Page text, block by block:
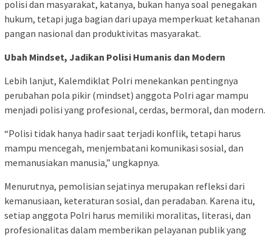
polisi dan masyarakat, katanya, bukan hanya soal penegakan
hukum, tetapi juga bagian dari upaya memperkuat ketahanan
pangan nasional dan produktivitas masyarakat.
Ubah Mindset, Jadikan Polisi Humanis dan Modern
Lebih lanjut, Kalemdiklat Polri menekankan pentingnya
perubahan pola pikir (mindset) anggota Polri agar mampu
menjadi polisi yang profesional, cerdas, bermoral, dan modern.
“Polisi tidak hanya hadir saat terjadi konflik, tetapi harus
mampu mencegah, menjembatani komunikasi sosial, dan
memanusiakan manusia,” ungkapnya.
Menurutnya, pemolisian sejatinya merupakan refleksi dari
kemanusiaan, keteraturan sosial, dan peradaban. Karena itu,
setiap anggota Polri harus memiliki moralitas, literasi, dan
profesionalitas dalam memberikan pelayanan publik yang